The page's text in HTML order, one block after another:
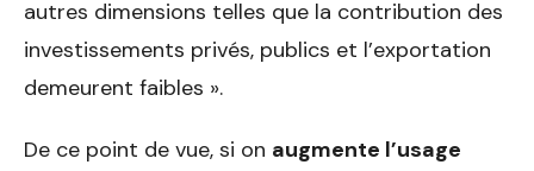
autres dimensions telles que la contribution des
investissements privés, publics et l’exportation
demeurent faibles ».
De ce point de vue, si on augmente l’usage